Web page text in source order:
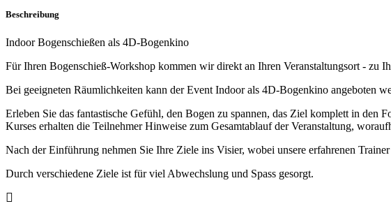
Beschreibung
Indoor Bogenschießen als 4D-Bogenkino
Für Ihren Bogenschieß-Workshop kommen wir direkt an Ihren Veranstaltungsort - zu
Bei geeigneten Räumlichkeiten kann der Event Indoor als 4D-Bogenkino angeboten
Erleben Sie das fantastische Gefühl, den Bogen zu spannen, das Ziel komplett in den
Kurses erhalten die Teilnehmer Hinweise zum Gesamtablauf der Veranstaltung,
Nach der Einführung nehmen Sie Ihre Ziele ins Visier, wobei unsere erfahrenen
Durch verschiedene Ziele ist für viel Abwechslung und Spass gesorgt.